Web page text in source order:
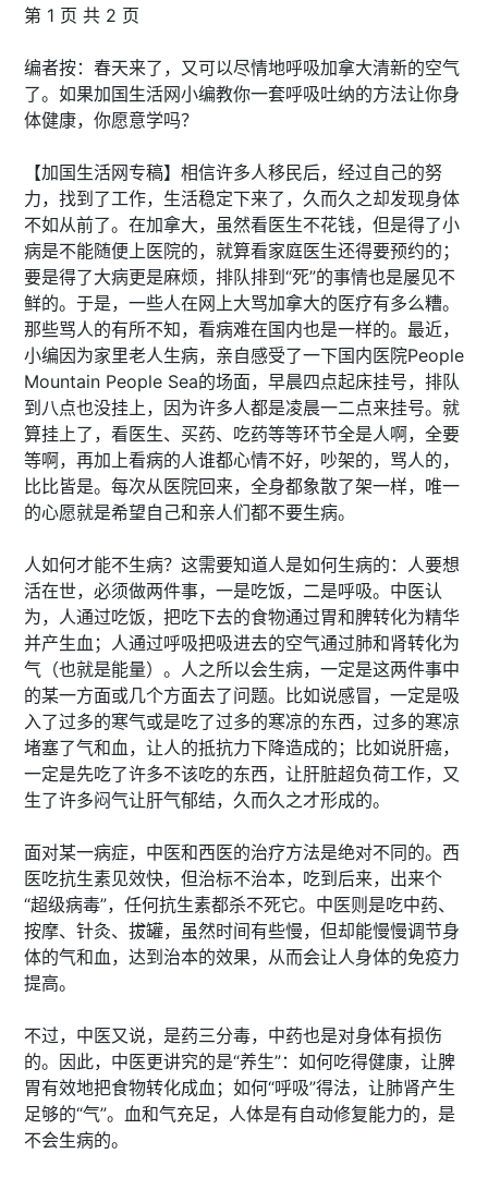
第 1 页 共 2 页
编者按：春天来了，又可以尽情地呼吸加拿大清新的空气
了。如果加国生活网小编教你一套呼吸吐纳的方法让你身
体健康，你愿意学吗？
【加国生活网专稿】相信许多人移民后，经过自己的努
力，找到了工作，生活稳定下来了，久而久之却发现身体
不如从前了。在加拿大，虽然看医生不花钱，但是得了小
病是不能随便上医院的，就算看家庭医生还得要预约的；
要是得了大病更是麻烦，排队排到“死”的事情也是屡见不
鲜的。于是，一些人在网上大骂加拿大的医疗有多么糟。
那些骂人的有所不知，看病难在国内也是一样的。最近，
小编因为家里老人生病，亲自感受了一下国内医院People
Mountain People Sea的场面，早晨四点起床挂号，排队
到八点也没挂上，因为许多人都是凌晨一二点来挂号。就
算挂上了，看医生、买药、吃药等等环节全是人啊，全要
等啊，再加上看病的人谁都心情不好，吵架的，骂人的，
比比皆是。每次从医院回来，全身都象散了架一样，唯一
的心愿就是希望自己和亲人们都不要生病。
人如何才能不生病？这需要知道人是如何生病的：人要想
活在世，必须做两件事，一是吃饭，二是呼吸。中医认
为，人通过吃饭，把吃下去的食物通过胃和脾转化为精华
并产生血；人通过呼吸把吸进去的空气通过肺和肾转化为
气（也就是能量）。人之所以会生病，一定是这两件事中
的某一方面或几个方面去了问题。比如说感冒，一定是吸
入了过多的寒气或是吃了过多的寒凉的东西，过多的寒凉
堵塞了气和血，让人的抵抗力下降造成的；比如说肝癌，
一定是先吃了许多不该吃的东西，让肝脏超负荷工作，又
生了许多闷气让肝气郁结，久而久之才形成的。
面对某一病症，中医和西医的治疗方法是绝对不同的。西
医吃抗生素见效快，但治标不治本，吃到后来，出来个
“超级病毒”，任何抗生素都杀不死它。中医则是吃中药、
按摩、针灸、拔罐，虽然时间有些慢，但却能慢慢调节身
体的气和血，达到治本的效果，从而会让人身体的免疫力
提高。
不过，中医又说，是药三分毒，中药也是对身体有损伤
的。因此，中医更讲究的是“养生”：如何吃得健康，让脾
胃有效地把食物转化成血；如何“呼吸”得法，让肺肾产生
足够的“气”。血和气充足，人体是有自动修复能力的，是
不会生病的。